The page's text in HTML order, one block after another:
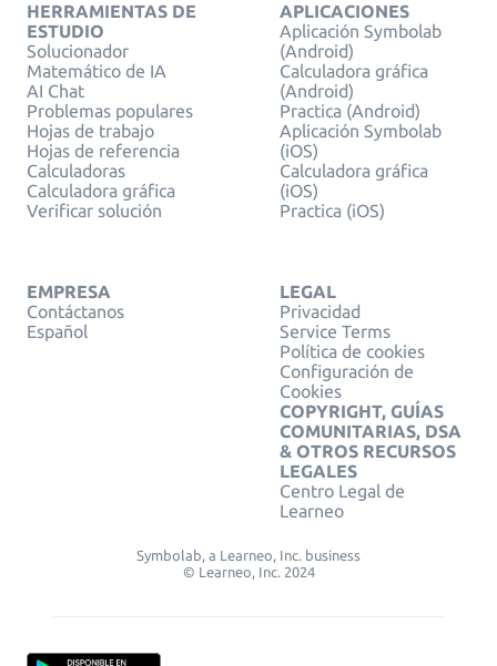
HERRAMIENTAS DE
ESTUDIO
Solucionador
Matemático de IA
AI Chat
Problemas populares
Hojas de trabajo
Hojas de referencia
Calculadoras
Calculadora gráfica
Verificar solución
APLICACIONES
Aplicación Symbolab
(Android)
Calculadora gráfica
(Android)
Practica (Android)
Aplicación Symbolab
(iOS)
Calculadora gráfica
(iOS)
Practica (iOS)
EMPRESA
Contáctanos
Español
LEGAL
Privacidad
Service Terms
Política de cookies
Configuración de
Cookies
COPYRIGHT, GUÍAS
COMUNITARIAS, DSA
& OTROS RECURSOS
LEGALES
Centro Legal de
Learneo
Symbolab, a Learneo, Inc. business
© Learneo, Inc. 2024